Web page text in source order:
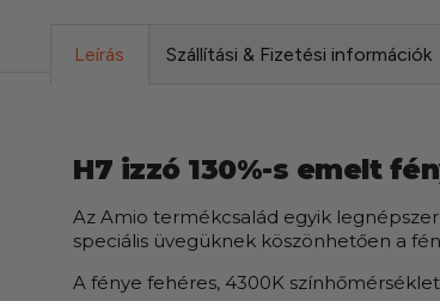
Leírás Szállítási & Fizetési információk
H7 izzó 130%-s emelt
Az Amio termékcsalád egyik
speciális üvegüknek köszönhetően a
A fénye fehéres, 4300K